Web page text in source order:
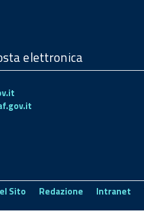
elettronica
Sito Redazione Intranet